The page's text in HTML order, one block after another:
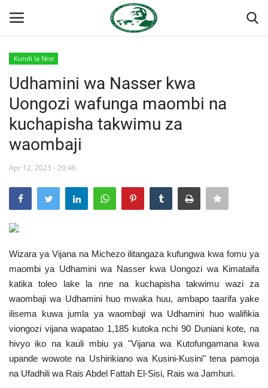
Nyumba
Jukwaa la Nasser la Kimataifa
Wasiliana
Onyesho la Majaribio
Misri
Timu yetu
Urithi wa Nasser
Habari
Harakati ya Nasser kwa Vijana
Kanuni na Masharti ya Udhamini wa
Kundi la Nne
Udhamini wa Nasser kwa
Uongozi wafunga maombi na
kuchapisha takwimu za
waombaji
Apr 12, 2023 - 20:46
Wizara ya Vijana na Michezo ilitangaza kufungwa kwa fomu ya
maombi ya Udhamini wa Nasser kwa Uongozi wa Kimataifa
katika toleo lake la nne na kuchapisha takwimu wazi za
waombaji wa Udhamini huo mwaka huu, ambapo taarifa yake
ilisema kuwa jumla ya waombaji wa Udhamini huo walifikia
viongozi vijana wapatao 1,185 kutoka nchi 90 Duniani kote, na
hivyo iko na kauli mbiu ya "Vijana wa Kutofungamana kwa
upande wowote na Ushirikiano wa Kusini-Kusini" tena pamoja
na Ufadhili wa Rais Abdel Fattah El-Sisi, Rais wa Jamhuri.